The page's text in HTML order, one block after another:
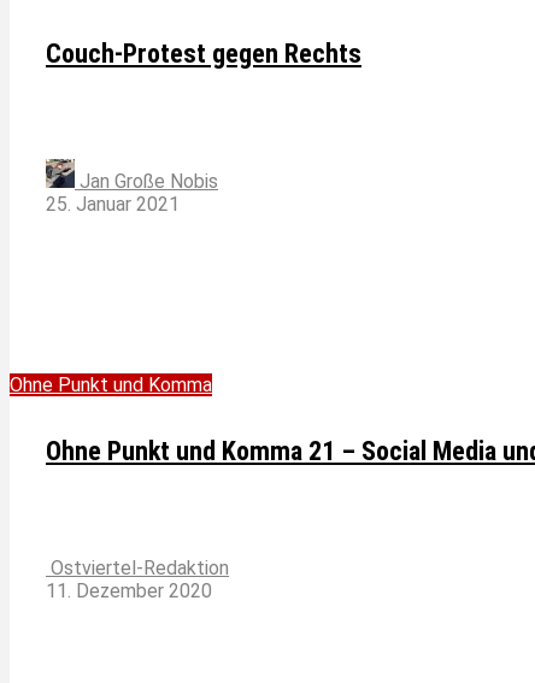
Couch-Protest gegen Rechts
Jan Große Nobis
25. Januar 2021
Ohne Punkt und Komma
Ohne Punkt und Komma 21 – Social Media
Ostviertel-Redaktion
11. Dezember 2020